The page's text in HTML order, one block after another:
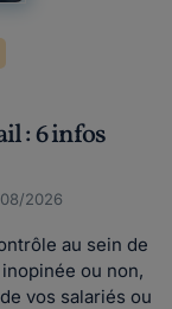
: 6 infos
2026
au sein de
ou non,
vos salariés ou